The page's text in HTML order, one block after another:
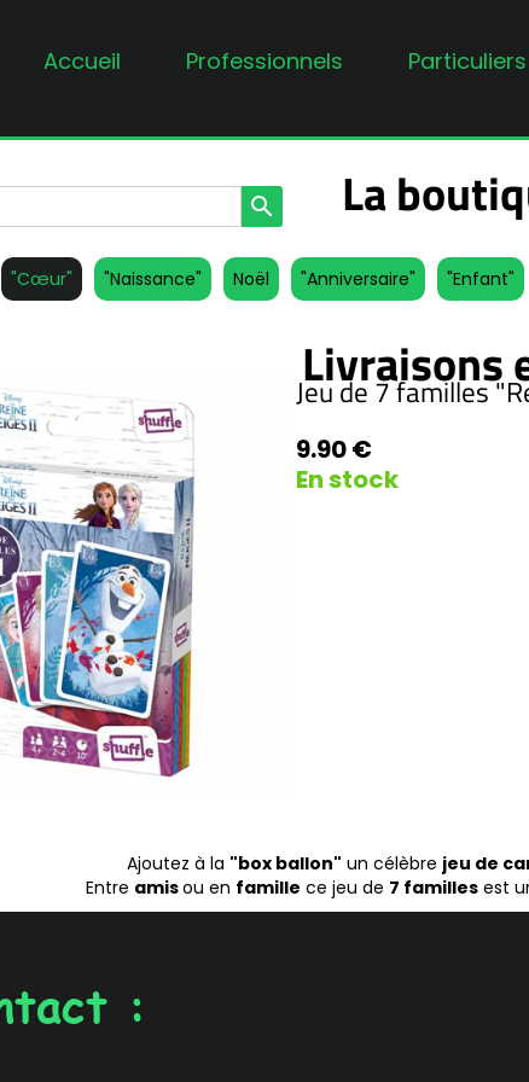
Accueil Professionnels Particuliers
:
La
Livraisons
search
"Cœur" "Naissance" Noël "Anniversaire" "Enfant"
Jeu de 7 familles
9.90 €
En stock
Ajoutez à la "box ballon" un célèbre jeu de
Entre amisou en famille ce jeu de 7 famillesest